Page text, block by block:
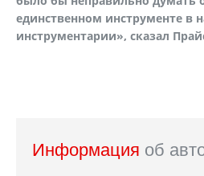
единственном инструменте в
инструментарии», сказал
Информация об